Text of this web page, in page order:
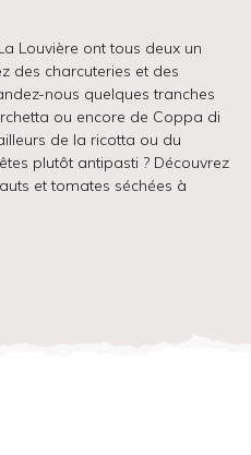
Louvière ont tous deux un
des charcuteries et des
nous quelques tranches
ou encore de Coppa di
de la ricotta ou du
plutôt antipasti ? Découvrez
et tomates séchées à